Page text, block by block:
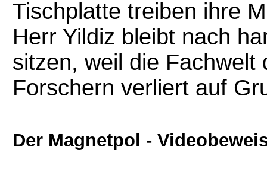
Tischplatte treiben ihre
Herr Yildiz bleibt nach
sitzen, weil die Fachwelt
Forschern verliert auf
Der Magnetpol -